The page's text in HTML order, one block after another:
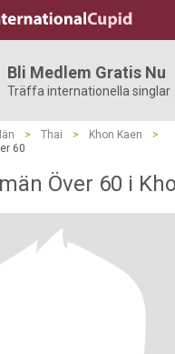
Bli Medlem Gratis Nu
Träffa internationella singlar
> Thai > Khon Kaen
>
60
Över 60 i